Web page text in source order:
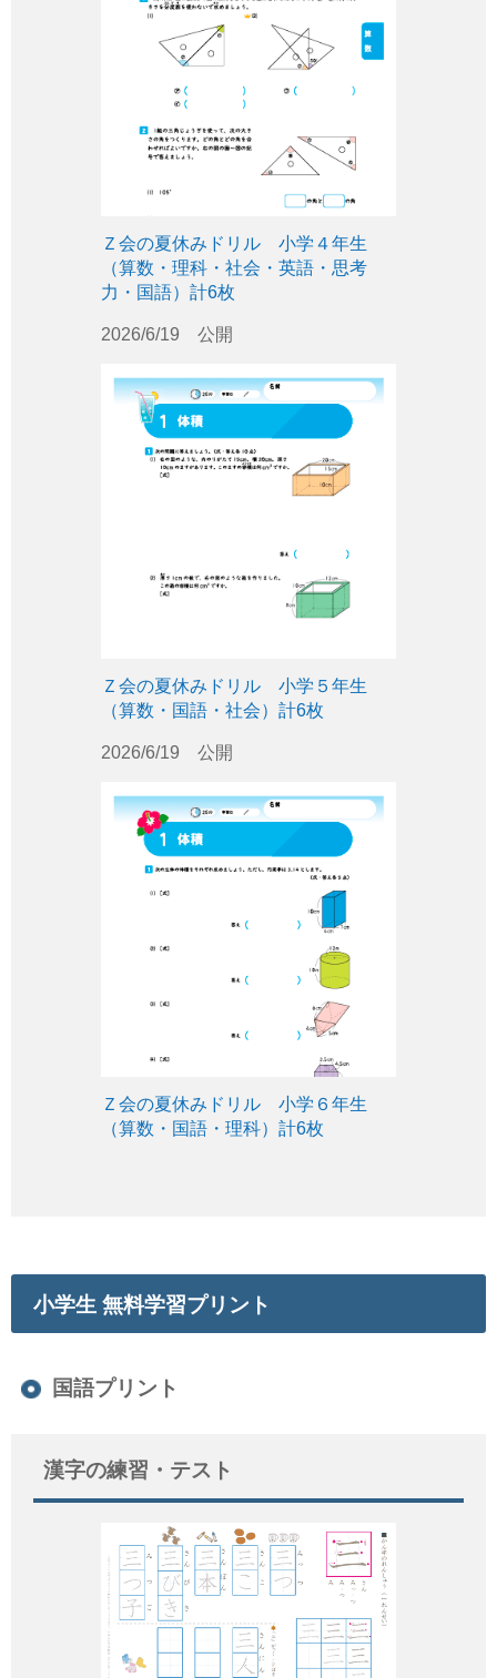
Ｚ会の夏休みドリル 小学４年生
（算数・理科・社会・英語・思考
力・国語）計6枚
2026/6/19 公開
Ｚ会の夏休みドリル 小学５年生
（算数・国語・社会）計6枚
2026/6/19 公開
Ｚ会の夏休みドリル 小学６年生
（算数・国語・理科）計6枚
小学生 無料学習プリント
国語プリント
漢字の練習・テスト